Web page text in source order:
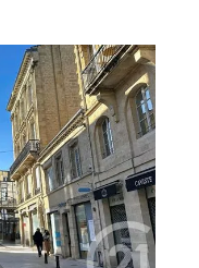
- TRIANGLE